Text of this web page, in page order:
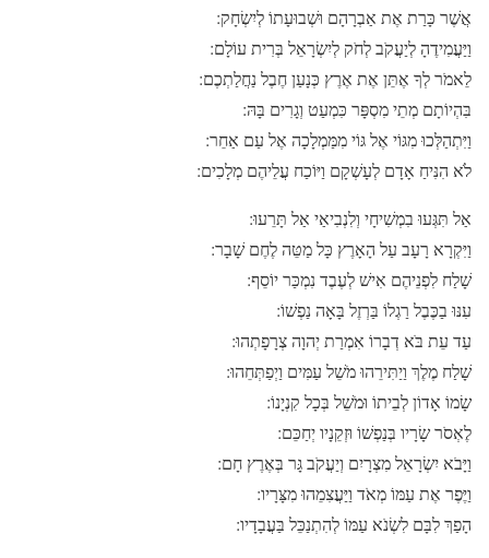
אֲשֶׁר כָּרַת אֶת אַבְרָהָם וּשְׁבוּעָתוֹ לְיִשְׂחָק:
וַיַּעֲמִידֶהָ לְיַעֲקֹב לְחֹק לְיִשְׂרָאֵל בְּרִית עוֹלָם:
לֵאמֹר לְךָ אֶתֵּן אֶת אֶרֶץ כְּנָעַן חֶבֶל נַחֲלַתְכֶם:
בִּהְיוֹתָם מְתֵי מִסְפָּר כִּמְעַט וְגָרִים בָּהּ:
וַיִּתְהַלְּכוּ מִגּוֹי אֶל גּוֹי מִמַּמְלָכָה אֶל עַם אַחֵר:
לֹא הִנִּיחַ אָדָם לְעָשְׁקָם וַיּוֹכַח עֲלֵיהֶם מְלָכִים:
אַל תִּגְּעוּ בִמְשִׁיחָי וְלִנְבִיאַי אַל תָּרֵעוּ:
וַיִּקְרָא רָעָב עַל הָאָרֶץ כָּל מַטֵּה לֶחֶם שָׁבָר:
שָׁלַח לִפְנֵיהֶם אִישׁ לְעֶבֶד נִמְכַּר יוֹסֵף:
עִנּוּ בַכֶּבֶל רַגְלוֹ בַּרְזֶל בָּאָה נַפְשׁוֹ:
עַד עֵת בֹּא דְבָרוֹ אִמְרַת יְהוָה צְרָפָתְהוּ:
שָׁלַח מֶלֶךְ וַיַתִּירֵהוּ מֹשֵׁל עַמִּים וַיְפַתְּחֵהוּ:
שָׂמוֹ אָדוֹן לְבֵיתוֹ וּמֹשֵׁל בְּכָל קִנְיָנוֹ:
לֶאְסֹר שָׂרָיו בְּנַפְשׁוֹ וּזְקֵנָיו יְחַכֵּם:
וַיָּבֹא יִשְׂרָאֵל מִצְרָיִם וְיַעֲקֹב גָּר בְּאֶרֶץ חָם:
וַיֶּפֶר אֶת עַמּוֹ מְאֹד וַיַּעֲצִמֵהוּ מִצָּרָיו:
הָפַךְ לִבָּם לִשְׂנֹא עַמּוֹ לְהִתְנַכֵּל בַּעֲבָדָיו: